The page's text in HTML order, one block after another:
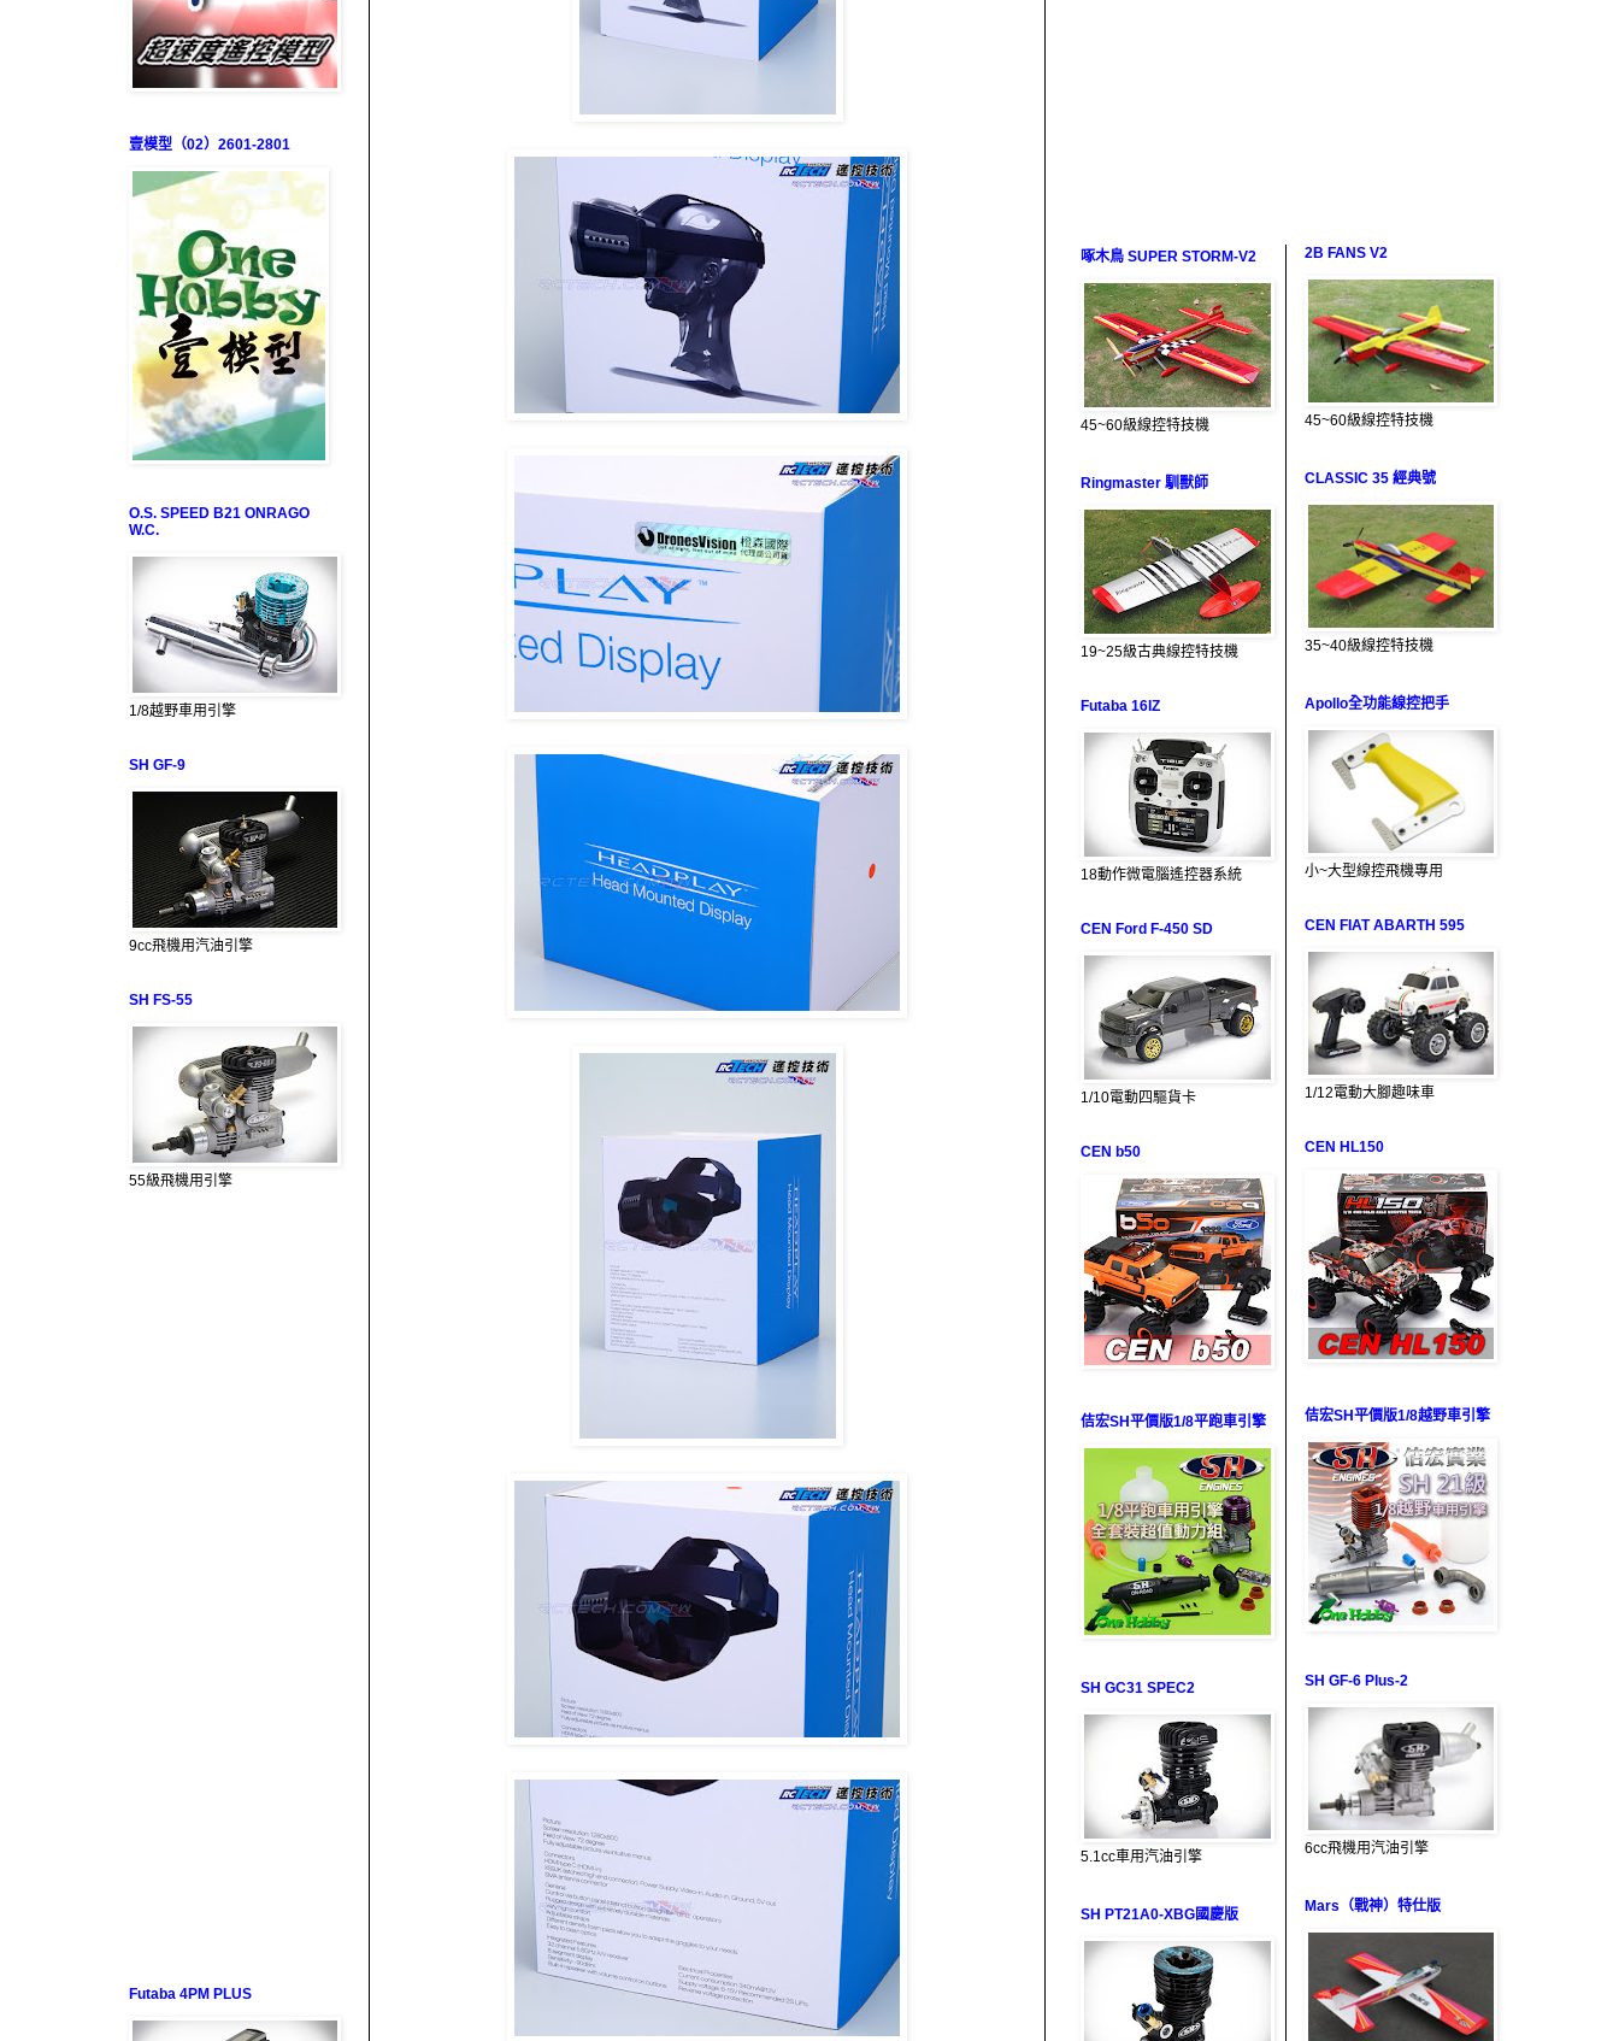
壹模型（02）2601-2801
O.S. SPEED B21 ONRAGO
W.C.
1/8越野車用引擎
SH GF-9
9cc飛機用汽油引擎
SH FS-55
55級飛機用引擎
Futaba 4PM PLUS
啄木鳥 SUPER STORM-V2
45~60級線控特技機
Ringmaster 馴獸師
19~25級古典線控特技機
Futaba 16IZ
18動作微電腦遙控器系統
CEN Ford F-450 SD
1/10電動四驅貨卡
CEN b50
佶宏SH平價版1/8平跑車引擎
SH GC31 SPEC2
5.1cc車用汽油引擎
SH PT21A0-XBG國慶版
2B FANS V2
45~60級線控特技機
CLASSIC 35 經典號
35~40級線控特技機
Apollo全功能線控把手
小~大型線控飛機專用
CEN FIAT ABARTH 595
1/12電動大腳趣味車
CEN HL150
佶宏SH平價版1/8越野車引擎
SH GF-6 Plus-2
6cc飛機用汽油引擎
Mars（戰神）特仕版